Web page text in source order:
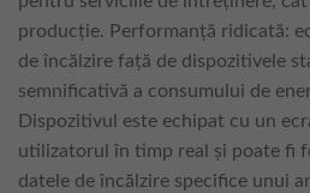
producție. Performanță ridicată:
de încălzire față de dispozitivele
semnificativă a consumului de
Dispozitivul este echipat cu un
utilizatorul în timp real și poate fi
datele de încălzire specifice unui